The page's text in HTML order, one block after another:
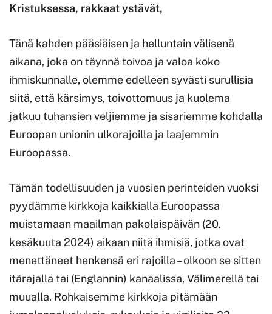
Kristuksessa, rakkaat ystävät,
Tänä kahden pääsiäisen ja helluntain välisenä
aikana, joka on täynnä toivoa ja valoa koko
ihmiskunnalle, olemme edelleen syvästi surullisia
siitä, että kärsimys, toivottomuus ja kuolema
jatkuu tuhansien veljiemme ja sisariemme kohdalla
Euroopan unionin ulkorajoilla ja laajemmin
Euroopassa.
Tämän todellisuuden ja vuosien perinteiden vuoksi
pyydämme kirkkoja kaikkialla Euroopassa
muistamaan maailman pakolaispäivän (20.
kesäkuuta 2024) aikaan niitä ihmisiä, jotka ovat
menettäneet henkensä eri rajoilla – olkoon se sitten
itärajalla tai (Englannin) kanaalissa, Välimerellä tai
muualla. Rohkaisemme kirkkoja pitämään